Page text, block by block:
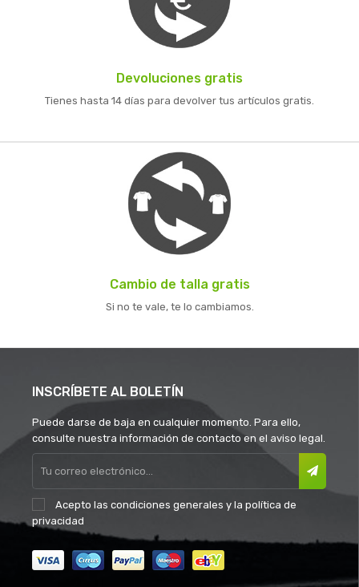
Devoluciones gratis
Tienes hasta 14 días para devolver tus artículos gratis.
Cambio de talla gratis
Si no te vale, te lo cambiamos.
INSCRÍBETE AL BOLETÍN
Puede darse de baja en cualquier momento. Para ello,
consulte nuestra información de contacto en el aviso legal.
Acepto las condiciones generales y la política de
privacidad